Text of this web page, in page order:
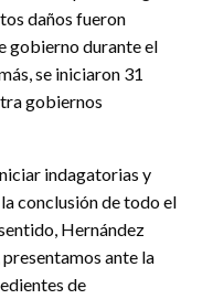
daños fueron
gobierno durante el
se iniciaron 31
gobiernos
indagatorias y
conclusión de todo el
Hernández
presentamos ante la
de